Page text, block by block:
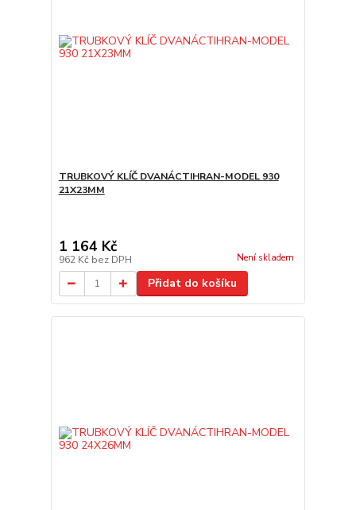
TRUBKOVÝ KLÍČ DVANÁCTIHRAN-MODEL 930
21X23MM
1 164 Kč
962 Kč bez DPH Není skladem
Přidat do košíku